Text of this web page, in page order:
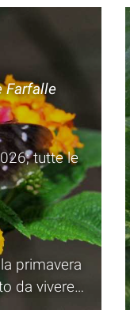
Farfalle
tutte le
primavera
da vivere
Marittima